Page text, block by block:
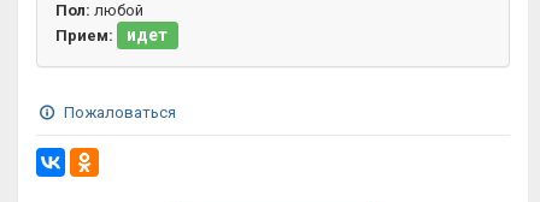
Пол: любой
Прием:
идет
Пожаловаться